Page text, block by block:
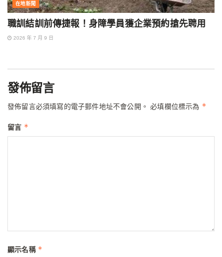
在地新聞
職訓結訓前傳捷報！身障學員獲企業預約搶先聘用
2026 年 7 月 9 日
發佈留言
發佈留言必須填寫的電子郵件地址不會公開。 必填欄位標示為 *
留言 *
顯示名稱 *